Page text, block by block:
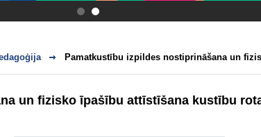
.
Pamatkustību izpildes nostiprināšana un
un fizisko īpašību attīstīšana kustību